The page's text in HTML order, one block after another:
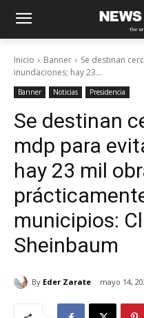
Inicio Banner
Se destinan
inundaciones; hay 23...
Banner Noticias Presidencia
Se destinan
mdp para
hay 23 mil
municipios:
Sheinbaum
By Eder Zarate mayo 14,